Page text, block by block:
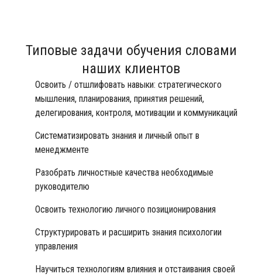
Типовые задачи обучения словами
наших клиентов
Освоить / отшлифовать навыки: стратегического
мышления, планирования, принятия решений,
делегирования, контроля, мотивации и коммуникаций
Систематизировать знания и личный опыт в
менеджменте
Разобрать личностные качества необходимые
руководителю
Освоить технологию личного позиционирования
Структурировать и расширить знания психологии
управления
Научиться технологиям влияния и отстаивания своей